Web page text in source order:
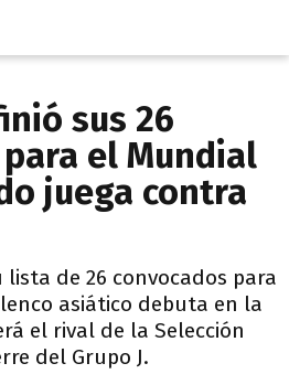
sus 26
el Mundial
juega contra
lista de 26 convocados para
asiático debuta en la
el rival de la Selección
del Grupo J.